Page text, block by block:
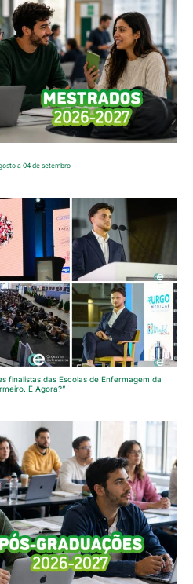
a 04 de setembro
finalistas das Escolas de Enfermagem da
E Agora?”